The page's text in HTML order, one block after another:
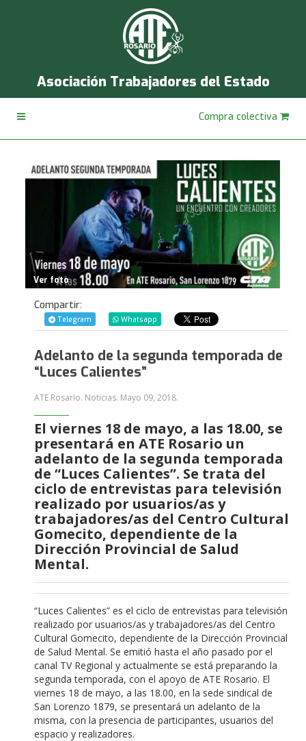
Asociación Trabajadores del Estado
Compra colectiva
Ver foto
Compartir:
Telegram Whatsapp
Adelanto de la segunda temporada de
“Luces Calientes”
ATE Rosario. Noticias. Mayo 09, 2018.
El viernes 18 de mayo, a las 18.00, se
presentará en ATE Rosario un
adelanto de la segunda temporada
de “Luces Calientes”. Se trata del
ciclo de entrevistas para televisión
realizado por usuarios/as y
trabajadores/as del Centro Cultural
Gomecito, dependiente de la
Dirección Provincial de Salud
Mental.
“Luces Calientes” es el ciclo de entrevistas para televisión
realizado por usuarios/as y trabajadores/as del Centro
Cultural Gomecito, dependiente de la Dirección Provincial
de Salud Mental. Se emitió hasta el año pasado por el
canal TV Regional y actualmente se está preparando la
segunda temporada, con el apoyo de ATE Rosario. El
viernes 18 de mayo, a las 18.00, en la sede sindical de
San Lorenzo 1879, se presentará un adelanto de la
misma, con la presencia de participantes, usuarios del
espacio y realizadores.